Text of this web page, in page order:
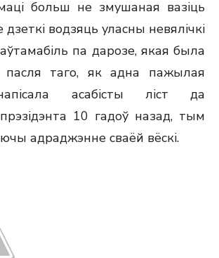
больш не змушаная вазiць
дзеткі водзяць уласны невялічкі
па дарозе, якая была
пасля таго, як адна пажылая
асабісты ліст да
10 гадоў назад, тым
адраджэнне сваёй вёскі.